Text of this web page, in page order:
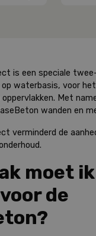
is een speciale
waterbasis, voor
oppervlakken. Met
wanden en
verminderd de
moet ik
de